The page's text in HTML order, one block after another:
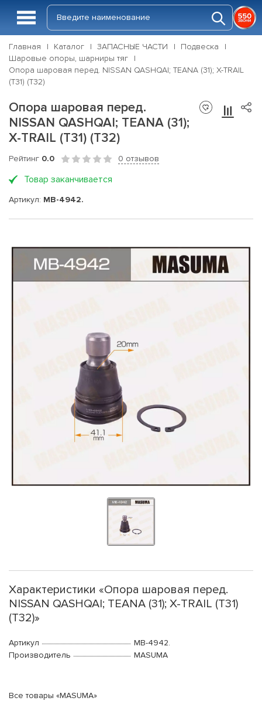
Главная Каталог ЗАПАСНЫЕ ЧАСТИ
Подвеска
Шаровые опоры, шарниры тяг
Опора шаровая перед. NISSAN QASHQAI; TEANA (31); X-TRAIL
(T31) (T32)
Опора шаровая перед.
NISSAN QASHQAI; TEANA (31);
X-TRAIL (T31) (T32)
Рейтинг 0.0 0 отзывов
Товар заканчивается
Артикул: MB-4942.
Характеристики «Опора шаровая перед.
NISSAN QASHQAI; TEANA (31); X-TRAIL (T31)
(T32)»
Артикул
MB-4942.
Производитель
MASUMA
Все товары «MASUMA»